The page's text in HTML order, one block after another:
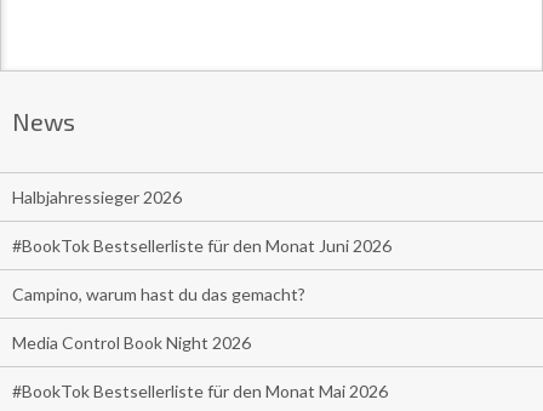
News
Halbjahressieger 2026
#BookTok Bestsellerliste für den Monat Juni 2026
Campino, warum hast du das gemacht?
Media Control Book Night 2026
#BookTok Bestsellerliste für den Monat Mai 2026